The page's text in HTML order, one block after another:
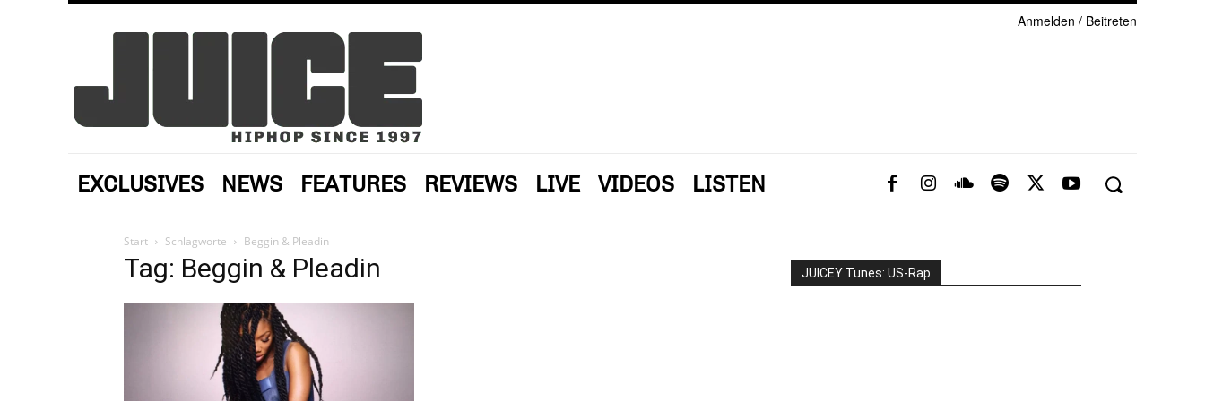
Anmelden / Beitreten
EXCLUSIVES NEWS FEATURES REVIEWS LIVE VIDEOS LISTEN
Start Schlagworte Beggin & Pleadin
Tag: Beggin & Pleadin JUICEY Tunes: US-Rap